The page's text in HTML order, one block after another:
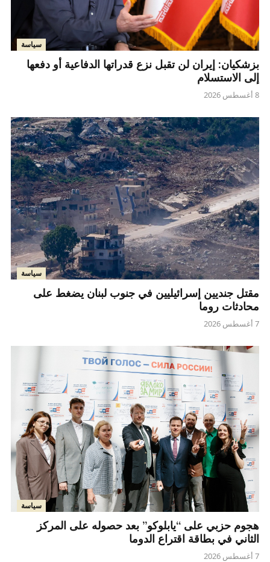
سياسة
بزشكيان: إيران لن تقبل نزع قدراتها الدفاعية أو دفعها
إلى الاستسلام
8 أغسطس 2026
سياسة
مقتل جنديين إسرائيليين في جنوب لبنان يضغط على
محادثات روما
7 أغسطس 2026
سياسة
هجوم حزبي على “يابلوكو” بعد حصوله على المركز
الثاني في بطاقة اقتراع الدوما
7 أغسطس 2026